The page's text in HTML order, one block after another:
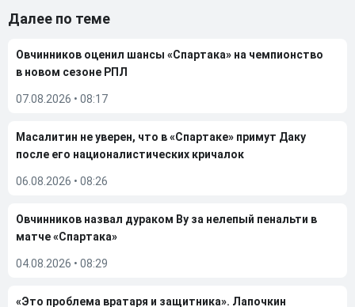
Далее по теме
Овчинников оценил шансы «Спартака» на чемпионство
в новом сезоне РПЛ
07.08.2026 • 08:17
Масалитин не уверен, что в «Спартаке» примут Даку
после его националистических кричалок
06.08.2026 • 08:26
Овчинников назвал дураком Ву за нелепый пенальти в
матче «Спартака»
04.08.2026 • 08:29
«Это проблема вратаря и защитника». Лапочкин